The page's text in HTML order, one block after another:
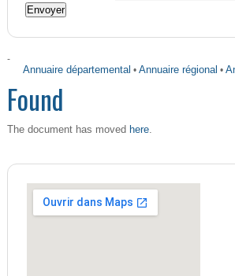
-
Annuaire départemental •Annuaire régional •
Found
The document has moved here.